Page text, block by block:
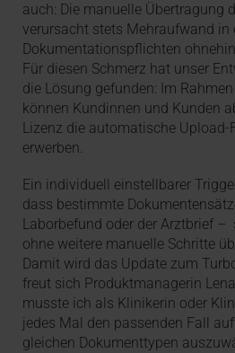
auch: Die manuelle Übertragung
verursacht stets Mehraufwand in
Dokumentationspflichten
Für diesen Schmerz hat unser
die Lösung gefunden: Im
können Kundinnen und Kunden
Lizenz die automatische Upload-
erwerben.
Ein individuell einstellbarer
dass bestimmte
Laborbefund oder der Arztbrief –
ohne weitere manuelle Schritte
Damit wird das Update zum
freut sich Produktmanagerin
musste ich als Klinikerin oder
jedes Mal den passenden Fall
gleichen Dokumenttypen